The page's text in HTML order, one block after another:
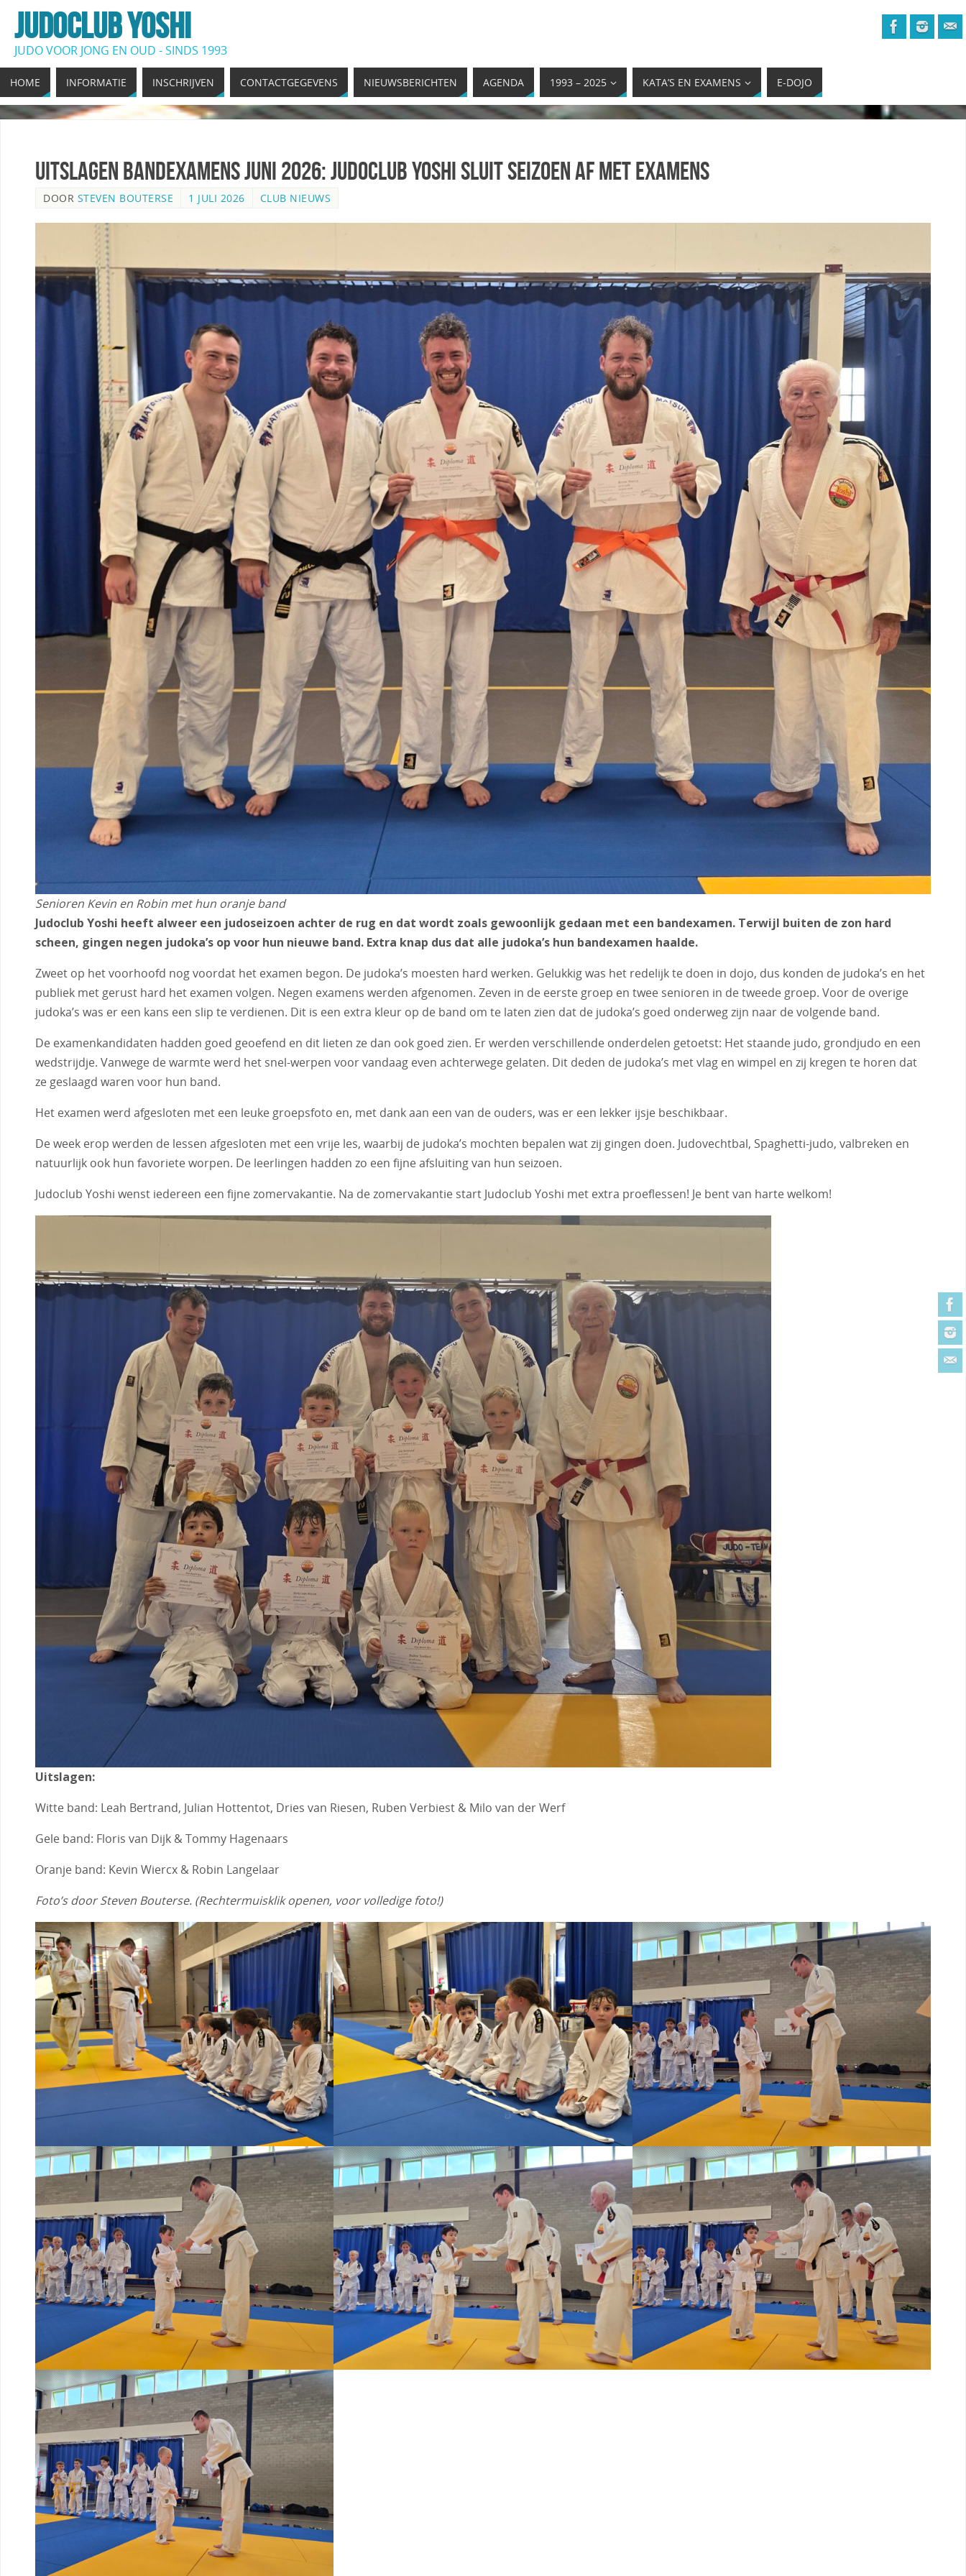
JUDOCLUB YOSHI
JUDO VOOR JONG EN OUD - SINDS 1993
HOME INFORMATIE INSCHRIJVEN CONTACTGEGEVENS NIEUWSBERICHTEN AGENDA 1993 – 2025 KATA’S EN EXAMENS E-DOJO
Uitslagen Bandexamens Juni 2026: Judoclub Yoshi sluit seizoen af met examens
DOOR STEVEN BOUTERSE 1 JULI 2026 CLUB NIEUWS
Senioren Kevin en Robin met hun oranje band
Judoclub Yoshi heeft alweer een judoseizoen achter de rug en dat wordt zoals gewoonlijk gedaan met een bandexamen. Terwijl buiten de zon hard
scheen, gingen negen judoka’s op voor hun nieuwe band. Extra knap dus dat alle judoka’s hun bandexamen haalde.
Zweet op het voorhoofd nog voordat het examen begon. De judoka’s moesten hard werken. Gelukkig was het redelijk te doen in dojo, dus konden de judoka’s en het
publiek met gerust hard het examen volgen. Negen examens werden afgenomen. Zeven in de eerste groep en twee senioren in de tweede groep. Voor de overige
judoka’s was er een kans een slip te verdienen. Dit is een extra kleur op de band om te laten zien dat de judoka’s goed onderweg zijn naar de volgende band.
De examenkandidaten hadden goed geoefend en dit lieten ze dan ook goed zien. Er werden verschillende onderdelen getoetst: Het staande judo, grondjudo en een
wedstrijdje. Vanwege de warmte werd het snel-werpen voor vandaag even achterwege gelaten. Dit deden de judoka’s met vlag en wimpel en zij kregen te horen dat
ze geslaagd waren voor hun band.
Het examen werd afgesloten met een leuke groepsfoto en, met dank aan een van de ouders, was er een lekker ijsje beschikbaar.
De week erop werden de lessen afgesloten met een vrije les, waarbij de judoka’s mochten bepalen wat zij gingen doen. Judovechtbal, Spaghetti-judo, valbreken en
natuurlijk ook hun favoriete worpen. De leerlingen hadden zo een fijne afsluiting van hun seizoen.
Judoclub Yoshi wenst iedereen een fijne zomervakantie. Na de zomervakantie start Judoclub Yoshi met extra proeflessen! Je bent van harte welkom!
Uitslagen:
Witte band: Leah Bertrand, Julian Hottentot, Dries van Riesen, Ruben Verbiest & Milo van der Werf
Gele band: Floris van Dijk & Tommy Hagenaars
Oranje band: Kevin Wiercx & Robin Langelaar
Foto’s door Steven Bouterse. (Rechtermuisklik openen, voor volledige foto!)